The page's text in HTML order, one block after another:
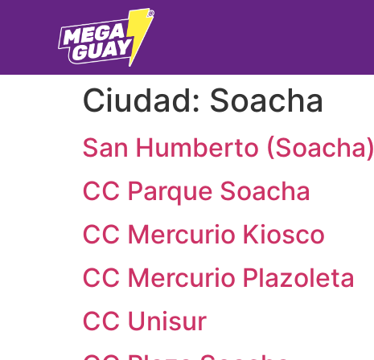
Ciudad: Soacha
San Humberto (Soacha)
CC Parque Soacha
CC Mercurio Kiosco
CC Mercurio Plazoleta
CC Unisur